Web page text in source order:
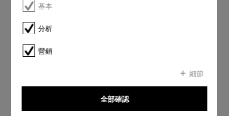
基本
分析
營銷
細節
全部確認